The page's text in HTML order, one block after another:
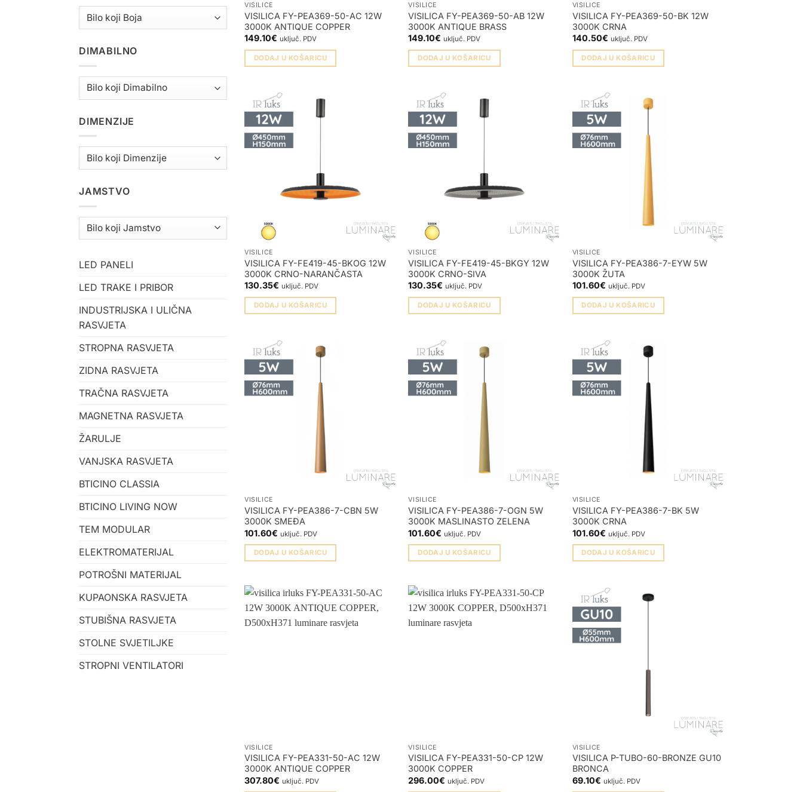
DIMABILNO
DIMENZIJE
JAMSTVO
LED PANELI
LED TRAKE I PRIBOR
INDUSTRIJSKA I ULIČNA
RASVJETA
STROPNA RASVJETA
ZIDNA RASVJETA
TRAČNA RASVJETA
MAGNETNA RASVJETA
ŽARULJE
VANJSKA RASVJETA
BTICINO CLASSIA
BTICINO LIVING NOW
TEM MODULAR
ELEKTROMATERIJAL
POTROŠNI MATERIJAL
KUPAONSKA RASVJETA
STUBIŠNA RASVJETA
STOLNE SVJETILJKE
STROPNI VENTILATORI
VISILICE
VISILICA FY-PEA369-50-AC 12W
3000K ANTIQUE COPPER
149.10€ uključ. PDV
DODAJ U KOŠARICU
VISILICE
VISILICA FY-PEA369-50-AB 12W
3000K ANTIQUE BRASS
149.10€ uključ. PDV
DODAJ U KOŠARICU
VISILICE
VISILICA FY-PEA369-50-BK 12W
3000K CRNA
140.50€ uključ. PDV
DODAJ U KOŠARICU
VISILICE
VISILICA FY-FE419-45-BKOG 12W
3000K CRNO-NARANČASTA
130.35€ uključ. PDV
DODAJ U KOŠARICU
VISILICE
VISILICA FY-FE419-45-BKGY 12W
3000K CRNO-SIVA
130.35€ uključ. PDV
DODAJ U KOŠARICU
VISILICE
VISILICA FY-PEA386-7-EYW 5W
3000K ŽUTA
101.60€ uključ. PDV
DODAJ U KOŠARICU
VISILICE
VISILICA FY-PEA386-7-CBN 5W
3000K SMEĐA
101.60€ uključ. PDV
DODAJ U KOŠARICU
VISILICE
VISILICA FY-PEA386-7-OGN 5W
3000K MASLINASTO ZELENA
101.60€ uključ. PDV
DODAJ U KOŠARICU
VISILICE
VISILICA FY-PEA386-7-BK 5W
3000K CRNA
101.60€ uključ. PDV
DODAJ U KOŠARICU
VISILICE
VISILICA FY-PEA331-50-AC 12W
3000K ANTIQUE COPPER
307.80€ uključ. PDV
VISILICE
VISILICA FY-PEA331-50-CP 12W
3000K COPPER
296.00€ uključ. PDV
VISILICE
VISILICA P-TUBO-60-BRONZE GU10
BRONCA
69.10€ uključ. PDV